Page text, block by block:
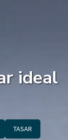
ideal
TASAR